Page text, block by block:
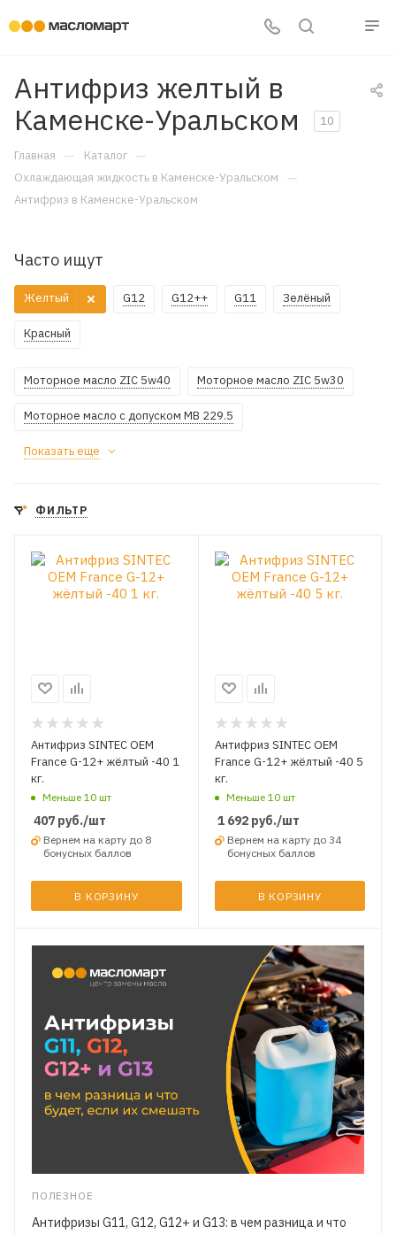
Антифриз желтый в
Каменске-Уральском
10
Главная — Каталог —
Охлаждающая жидкость в Каменске-Уральском —
Антифриз в Каменске-Уральском
Часто ищут
G12 G12++ G11
Желтый Зелёный
Красный
Моторное масло ZIC 5w40 Моторное масло ZIC 5w30
Моторное масло с допуском MB 229.5
Показать еще
ФИЛЬТР
Антифриз SINTEC OEM
France G-12+ жёлтый -40 1
кг.
Меньше 10 шт
407 руб./шт
Вернем на карту до 8
бонусных баллов
В КОРЗИНУ
Антифриз SINTEC OEM
France G-12+ жёлтый -40 5
кг.
Меньше 10 шт
1 692руб./шт
Вернем на карту до 34
бонусных баллов
В КОРЗИНУ
ПОЛЕЗНОЕ
Антифризы G11, G12, G12+ и G13: в чем разница и что